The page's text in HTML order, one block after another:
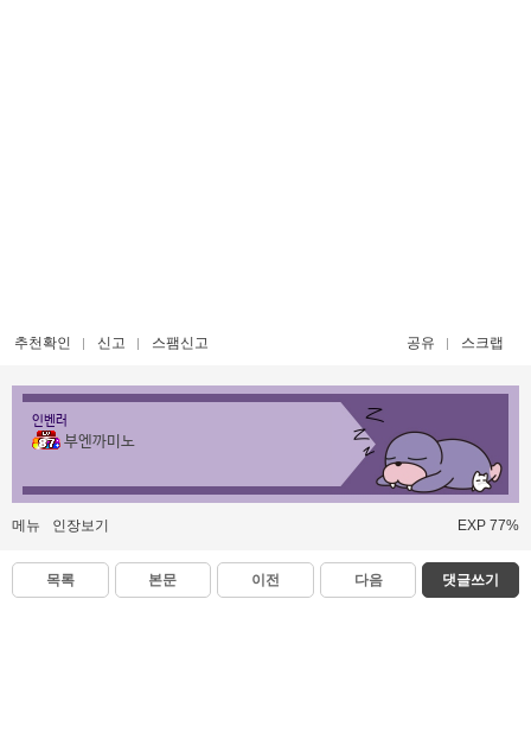
추천확인 신고 스팸신고 공유 스크랩
인벤러
부엔까미노
메뉴 인장보기 EXP 77%
목록 본문 이전 다음 댓글쓰기